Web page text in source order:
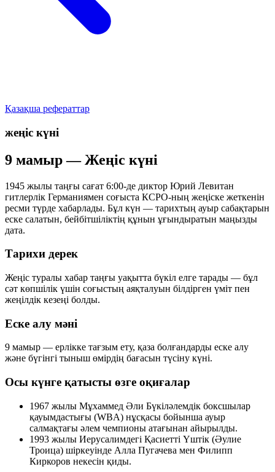
Қазақша рефераттар
жеңіс күні
9 мамыр — Жеңіс күні
1945 жылы таңғы сағат 6:00-де диктор Юрий Левитан
гитлерлік Германиямен соғыста КСРО-ның жеңіске жеткенін
ресми түрде хабарлады. Бұл күн — тарихтың ауыр сабақтарын
еске салатын, бейбітшіліктің құнын ұғындыратын маңызды
дата.
Тарихи дерек
Жеңіс туралы хабар таңғы уақытта бүкіл елге тарады — бұл
сәт көпшілік үшін соғыстың аяқталуын білдірген үміт пен
жеңілдік кезеңі болды.
Еске алу мәні
9 мамыр — ерлікке тағзым ету, қаза болғандарды еске алу
және бүгінгі тыныш өмірдің бағасын түсіну күні.
Осы күнге қатысты өзге оқиғалар
1967 жылы Мұхаммед Әли Бүкіләлемдік боксшылар
қауымдастығы (WBA) нұсқасы бойынша ауыр
салмақтағы әлем чемпионы атағынан айырылды.
1993 жылы Иерусалимдегі Қасиетті Үштік (Әулие
Троица) шіркеуінде Алла Пугачева мен Филипп
Киркоров некесін қиды.